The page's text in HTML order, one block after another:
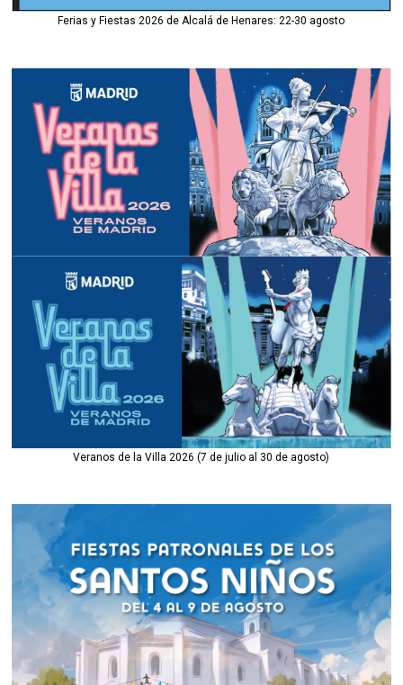
Ferias y Fiestas 2026 de Alcalá de Henares: 22-30 agosto
Veranos de la Villa 2026 (7 de julio al 30 de agosto)